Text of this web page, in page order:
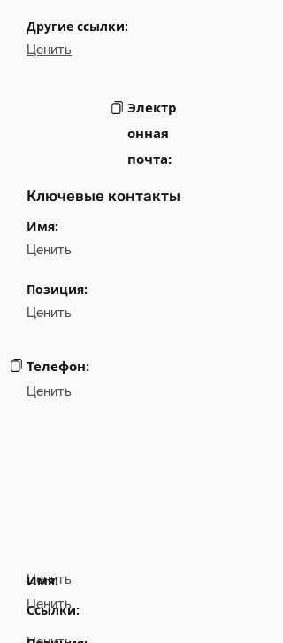
Другие ссылки:
Ценить
Электр
онная
почта:
Ключевые контакты
Имя:
Ценить
Позиция:
Ценить
Телефон:
Ценить
Ценить
Ссылки:
Имя:
Ценить